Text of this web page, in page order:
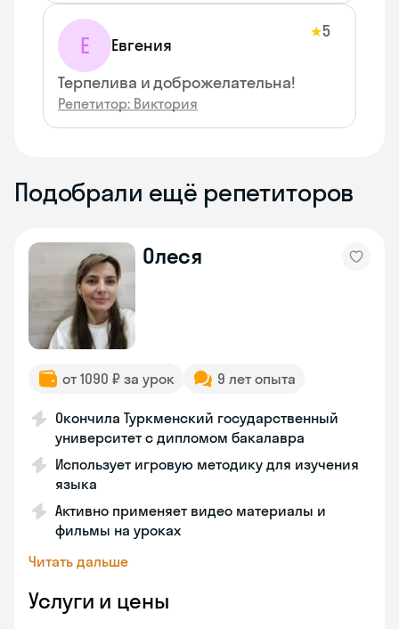
Е Евгения
★5
Терпелива и доброжелательна!
Репетитор: Виктория
Подобрали ещё репетиторов
Олеся
от 1090 ₽ за урок 9 лет опыта
Окончила Туркменский государственный
университет с дипломом бакалавра
Использует игровую методику для изучения
языка
Активно применяет видео материалы и
фильмы на уроках
Читать дальше
Услуги и цены